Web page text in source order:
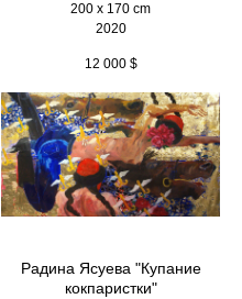
200 x 170 cm
2020
12 000 $
Радина Ясуева "Купание
кокпаристки"